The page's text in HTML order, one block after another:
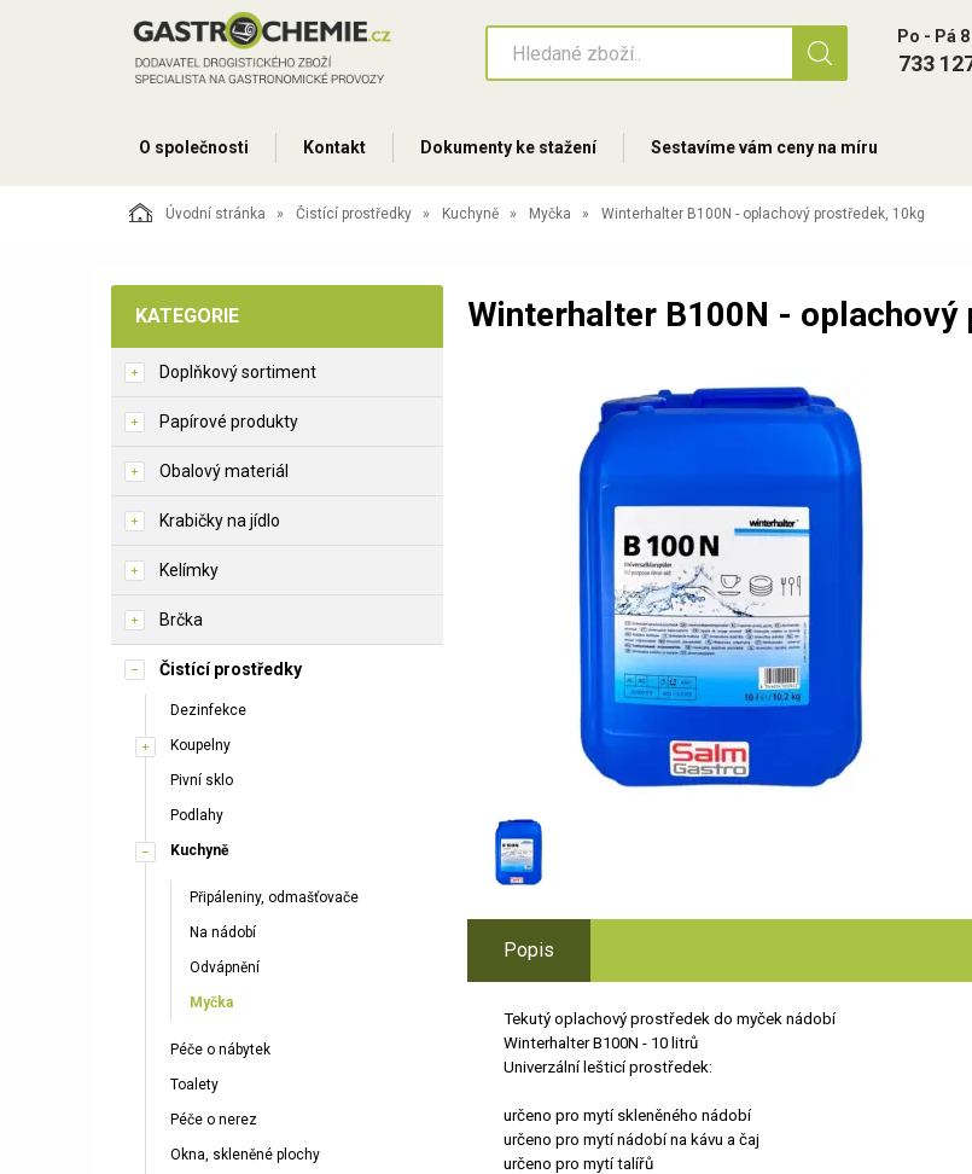
Po - Pá
733
O společnosti Kontakt Dokumenty ke stažení Sestavíme vám ceny na míru
Úvodní stránka Čistící prostředky Kuchyně Myčka Winterhalter B100N - oplachový prostředek, 10kg
KATEGORIE
Doplňkový sortiment
Papírové produkty
Obalový materiál
Krabičky na jídlo
Kelímky
Brčka
Čistící prostředky
Dezinfekce
Koupelny
Pivní sklo
Podlahy
Kuchyně
Připáleniny, odmašťovače
Na nádobí
Odvápnění
Myčka
Péče o nábytek
Toalety
Péče o nerez
Okna, skleněné plochy
Winterhalter B100N - oplachový
Popis
Tekutý oplachový prostředek do myček nádobí
Winterhalter B100N - 10 litrů
Univerzální lešticí prostředek:
určeno pro mytí skleněného nádobí
určeno pro mytí nádobí na kávu a čaj
určeno pro mytí talířů